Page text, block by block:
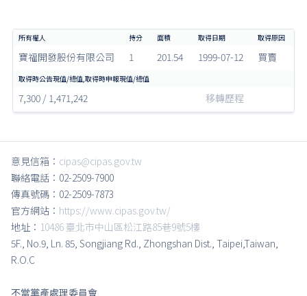
寶福開發股份有限公司 1 201.54 1999-07-12 買賣
7,300 / 1,471,242 移轉歷程
意見信箱： cipas@cipas.gov.tw
聯絡電話：02-2509-7900
傳真號碼：02-2509-7873
官方網站： https://www.cipas.gov.tw/
地址： 10486 臺北市中山區松江路85巷9號5樓
5F., No.9, Ln. 85, Songjiang Rd., Zhongshan Dist., Taipei,Taiwan,
R.O.C
不當黨產處理委員會